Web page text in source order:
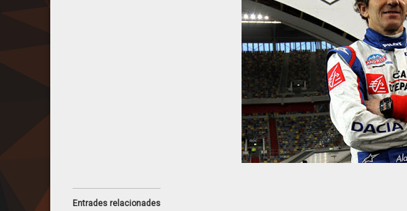
Entrades relacionades